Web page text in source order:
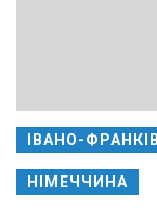
ІВАНО-
НІМЕЧЧИНА